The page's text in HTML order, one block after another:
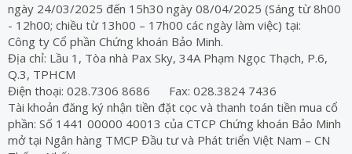
ngày 24/03/2025 đến 15h30 ngày 08/04/2025 (Sáng từ 8h00
- 12h00; chiều từ 13h00 – 17h00 các ngày làm việc) tại:
Công ty Cổ phần Chứng khoán Bảo Minh.
Địa chỉ: Lầu 1, Tòa nhà Pax Sky, 34A Phạm Ngọc Thạch, P.6,
Q.3, TPHCM
Điện thoại: 028.7306 8686 Fax: 028.3824 7436
Tài khoản đăng ký nhận tiền đặt cọc và thanh toán tiền mua cổ
phần: Số 1441 00000 40013 của CTCP Chứng khoán Bảo Minh
mở tại Ngân hàng TMCP Đầu tư và Phát triển Việt Nam – CN